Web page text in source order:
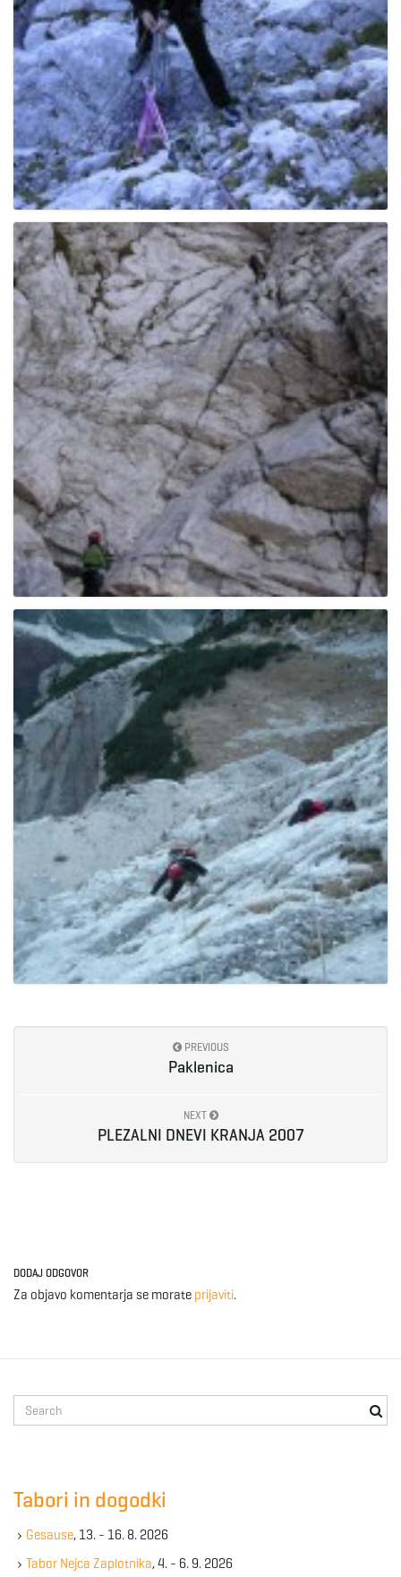
a
t
i
o
n
PREVIOUS
Paklenica
NEXT
PLEZALNI DNEVI KRANJA 2007
DODAJ ODGOVOR
Za objavo komentarja se morate prijaviti.
e
e
y
Tabori in dogodki
Gesause, 13. - 16. 8. 2026
Tabor Nejca Zaplotnika, 4. - 6. 9. 2026